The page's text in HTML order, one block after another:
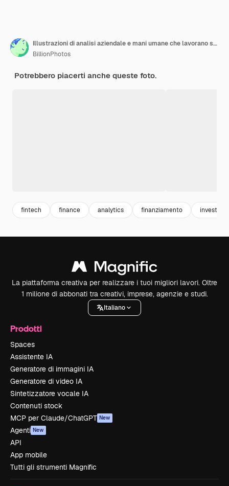
Illustrazioni di analisi aziendale e mani umane che lavorano su laptop
BillionPhotos
Potrebbero piacerti anche queste foto.
fintech finance analytics finanziamento
La piattaforma creativa per realizzare i tuoi migliori lavori. Oltre
1 milione di abbonati tra creativi, imprese, agenzie e studi.
Italiano
Prodotti
Spaces
Assistente IA
Generatore di immagini IA
Generatore di video IA
Sintetizzatore vocale IA
Contenuti stock
MCP per Claude/ChatGPT New
Agenti New
API
App mobile
Tutti gli strumenti Magnific